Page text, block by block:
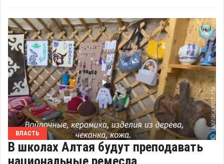
ВЛАСТЬ
В школах Алтая будут преподавать
национальные ремесла